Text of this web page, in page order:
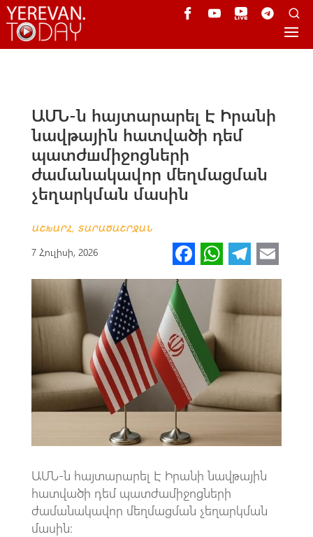
ԱՄՆ-ն հայտարարել Է Իրանի
նավթային հատվածի դեմ
պատժшմիջոցների
ժամանակավոր մեղմացման
չեղարկման մասին
ԱՇԽԱՐՀ, ՏԱՐԱԾԱՇՐՋԱՆ
7 Հուլիսի, 2026 Fa
ce
o
o
k
W
h
at
s
A
p
p
Te
le
gr
a
m
m
ԱՄՆ-ն հայտարարել Է Իրանի նավթային
հատվածի դեմ պատժամիջոցների
ժամանակավոր մեղմացման չեղարկման
մասին։